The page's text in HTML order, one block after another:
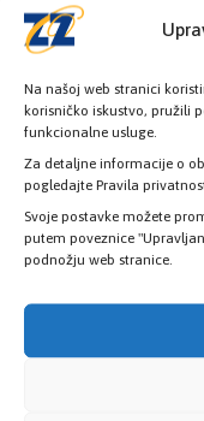
Na našoj web stranici
korisničko iskustvo, pružili
funkcionalne usluge.
Za detaljne informacije o
pogledajte Pravila
Svoje postavke možete
putem poveznice
podnožju web stranice.
Provjerite